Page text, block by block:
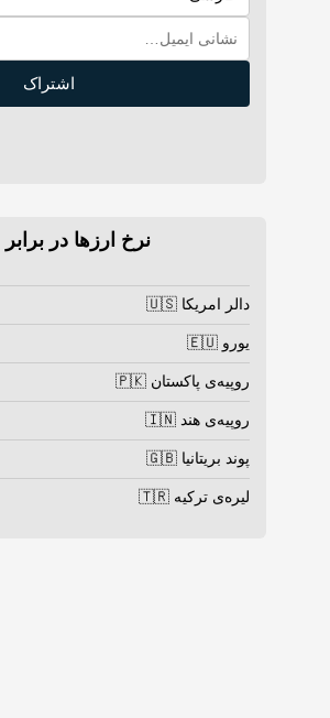
اشتراک
نرخ ارزها در برابر
دالر امریکا 🇺🇸
یورو 🇪🇺
روپیه‌ی پاکستان 🇵🇰
روپیه‌ی هند 🇮🇳
پوند بریتانیا 🇬🇧
لیره‌ی ترکیه 🇹🇷